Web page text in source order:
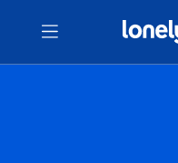
Menu